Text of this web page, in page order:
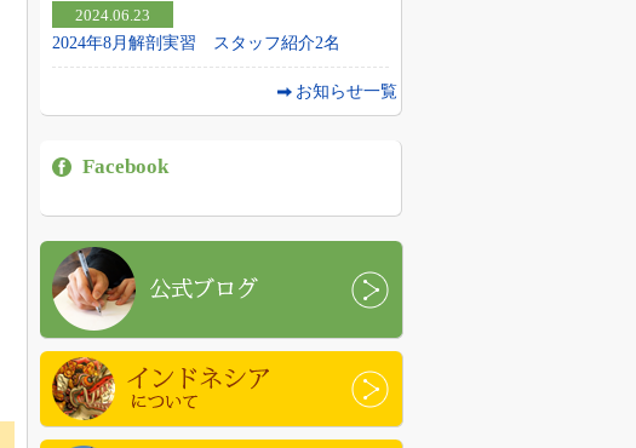
2024.06.23
2024年8月解剖実習 スタッフ紹介2名
お知らせ一覧
Facebook
公式ブログ
インドネシアについて